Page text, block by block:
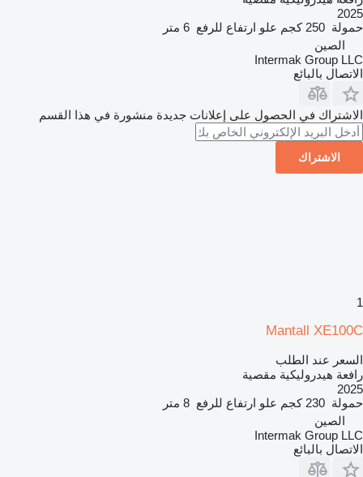
2025
حمولة 250 كجم علو ارتفاع للرفع 6 متر
الصين
Intermak Group LLC
الاتصال بالبائع
الاشتراك في الحصول على إعلانات جديدة منشورة في هذا القسم
الاشتراك
1
Mantall XE100C
السعر عند الطلب
رافعة هيدروليكية مقصية
2025
حمولة 230 كجم علو ارتفاع للرفع 8 متر
الصين
Intermak Group LLC
الاتصال بالبائع